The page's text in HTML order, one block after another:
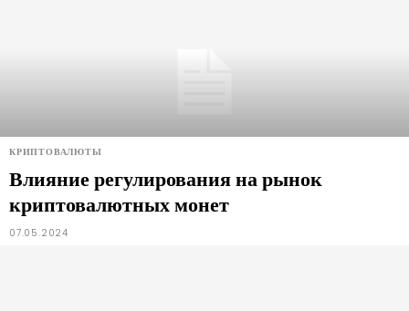
КРИПТОВАЛЮТЫ
Влияние регулирования на рынок
криптовалютных монет
07.05.2024